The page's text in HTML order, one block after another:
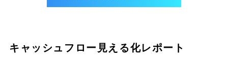
キャッシュフロー見える化レポート